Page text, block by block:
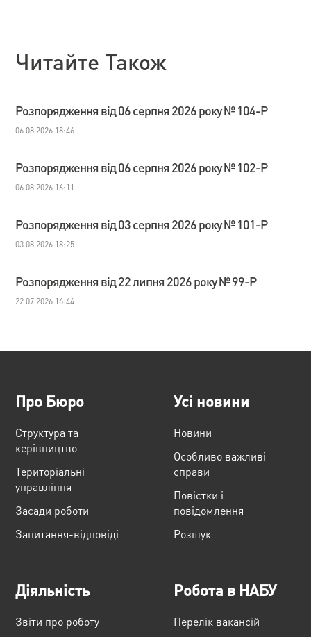
Читайте Також
Розпорядження від 06 серпня 2026 року № 104-Р
06.08.2026 18:46
Розпорядження від 06 серпня 2026 року № 102-Р
06.08.2026 16:11
Розпорядження від 03 серпня 2026 року № 101-Р
03.08.2026 18:25
Розпорядження від 22 липня 2026 року № 99-Р
22.07.2026 16:44
Про Бюро
Структура та
керівництво
Територіальні
управління
Засади роботи
Запитання-відповіді
Усі новини
Новини
Особливо важливі
справи
Повістки і
повідомлення
Розшук
Діяльність
Звіти про роботу
Робота в НАБУ
Перелік вакансій